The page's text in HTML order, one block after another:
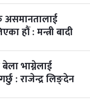
हौं : मन्त्री बादी
भाग्नेलाई
: राजेन्द्र लिङ्देन